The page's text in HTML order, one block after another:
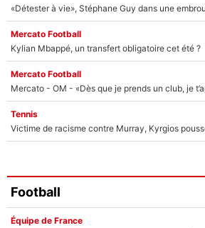
«Détester à vie», Stéphane Guy dans une
Mercato Football
Kylian Mbappé, un transfert obligatoire cet été ?
Mercato Football
Tennis
Football
Équipe de France